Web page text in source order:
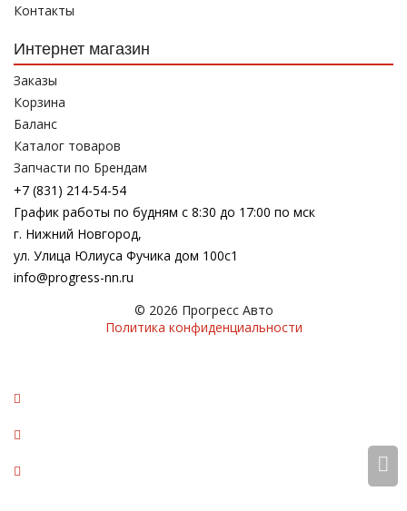
Контакты
Интернет магазин
Заказы
Корзина
Баланс
Каталог товаров
Запчасти по Брендам
+7 (831) 214-54-54
График работы по будням с 8:30 до 17:00 по мск
г. Нижний Новгород,
ул. Улица Юлиуса Фучика дом 100с1
info@progress-nn.ru
© 2026 Прогресс Авто
Политика конфиденциальности